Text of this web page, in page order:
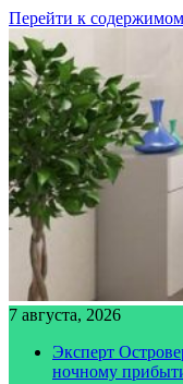
Перейти к
7 августа, 2026
Эксперт
ночному